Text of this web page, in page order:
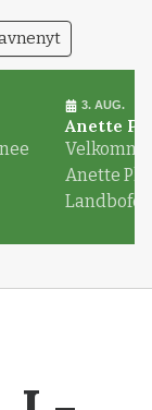
3. AUG.
Anette
Anette